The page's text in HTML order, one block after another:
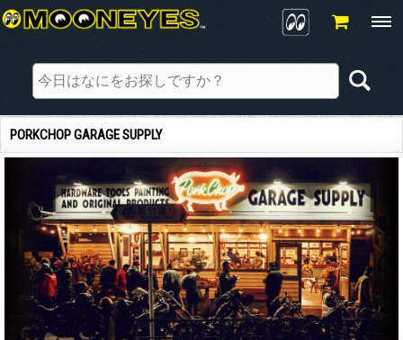
PORKCHOP GARAGE SUPPLY